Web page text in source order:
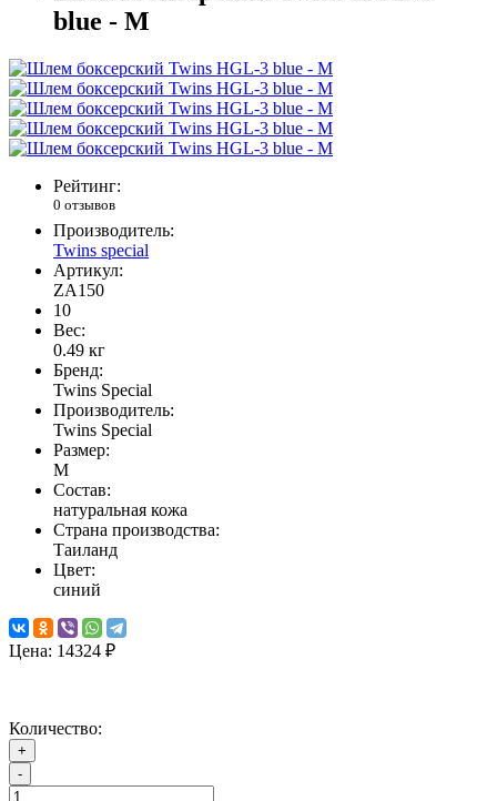
blue - M
Рейтинг:
0 отзывов
Производитель:
Twins special
Артикул:
ZA150
10
Вес:
0.49 кг
Бренд:
Twins Special
Производитель:
Twins Special
Размер:
M
Состав:
натуральная кожа
Страна производства:
Таиланд
Цвет:
синий
Цена: 14324 ₽
Количество:
+
-